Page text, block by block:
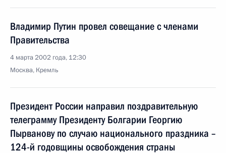
Владимир Путин провел совещание с членами
Правительства
4 марта 2002 года, 12:30
Москва, Кремль
Президент России направил поздравительную
телеграмму Президенту Болгарии Георгию
Пырванову по случаю национального праздника –
124-й годовщины освобождения страны